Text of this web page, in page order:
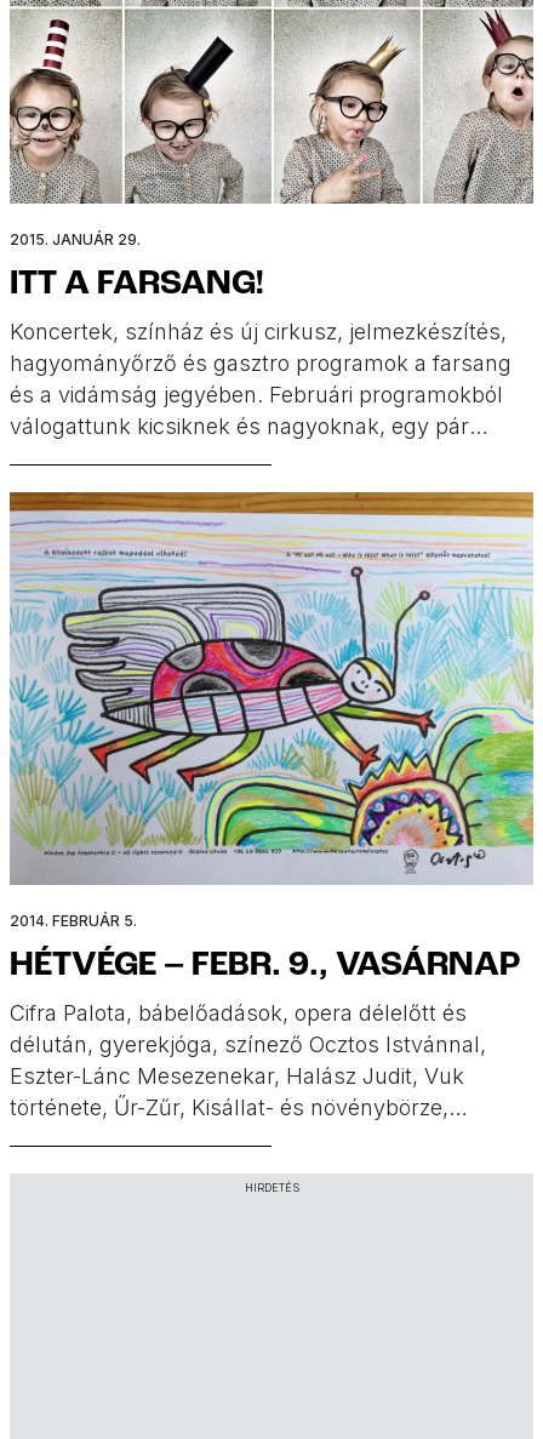
2015. JANUÁR 29.
ITT A FARSANG!
Koncertek, színház és új cirkusz, jelmezkészítés,
hagyományőrző és gasztro programok a farsang
és a vidámság jegyében. Februári programokból
válogattunk kicsiknek és nagyoknak, egy pár
blogjainkról, illetve a farsangi fánk sem maradhat
ki a buliból.
2014. FEBRUÁR 5.
HÉTVÉGE – FEBR. 9., VASÁRNAP
Cifra Palota, bábelőadások, opera délelőtt és
délután, gyerekjóga, színező Ocztos Istvánnal,
Eszter-Lánc Mesezenekar, Halász Judit, Vuk
története, Űr-Zűr, Kisállat- és növénybörze,
HIRDETÉS